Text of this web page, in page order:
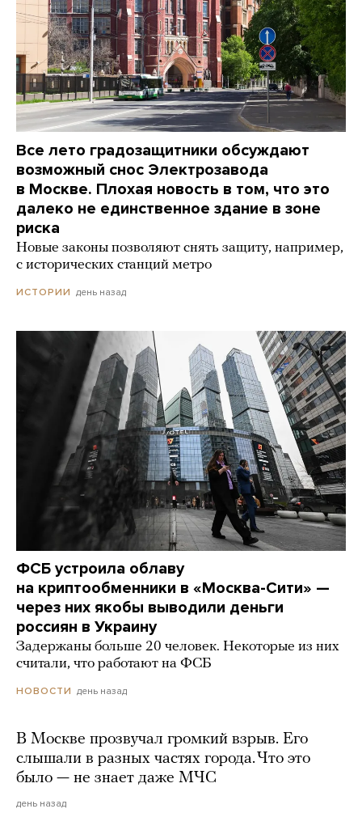
Все лето градозащитники обсуждают
возможный снос Электрозавода
в Москве. Плохая новость в том, что это
далеко не единственное здание в зоне
риска
Новые законы позволяют снять защиту, например,
с исторических станций метро
ИСТОРИИ день назад
ФСБ устроила облаву
на криптообменники в «Москва-Сити» —
через них якобы выводили деньги
россиян в Украину
Задержаны больше 20 человек. Некоторые из них
считали, что работают на ФСБ
НОВОСТИ день назад
В Москве прозвучал громкий взрыв. Его
слышали в разных частях города. Что это
было — не знает даже МЧС
день назад